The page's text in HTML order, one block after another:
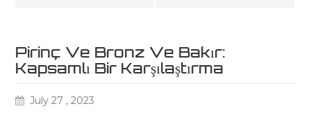
Pirinç Ve Bronz Ve Bakır:
Kapsamlı Bir Karşılaştırma
July 27 , 2023